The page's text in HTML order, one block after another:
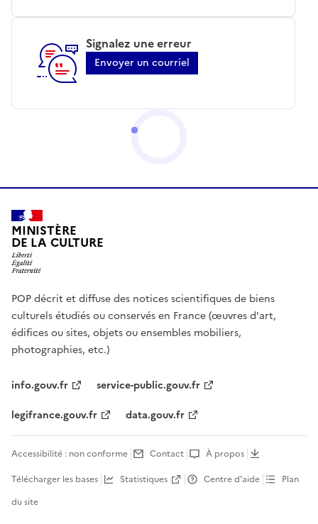
Signalez une erreur
Envoyer un courriel
MINISTÈRE
DE LA CULTURE
POP décrit et diffuse des notices scientifiques de biens
culturels étudiés ou conservés en France (œuvres d'art,
édifices ou sites, objets ou ensembles mobiliers,
photographies, etc.)
info.gouv.fr
service-public.gouv.fr
legifrance.gouv.fr
data.gouv.fr
Accessibilité : non conforme Contact
À propos
Télécharger les bases
Statistiques Centre d’aide
Plan
du site